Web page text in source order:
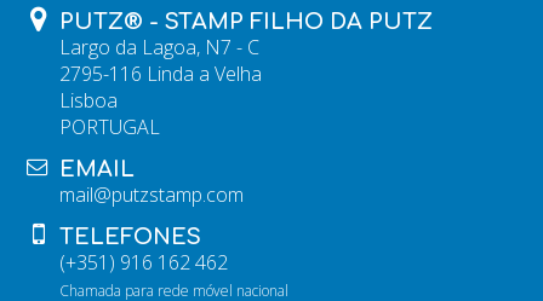
PUTZ® - STAMP FILHO DA PUTZ
Largo da Lagoa, N7 - C
2795-116 Linda a Velha
Lisboa
PORTUGAL
EMAIL
mail@putzstamp.com
TELEFONES
(+351) 916 162 462
Chamada para rede móvel nacional